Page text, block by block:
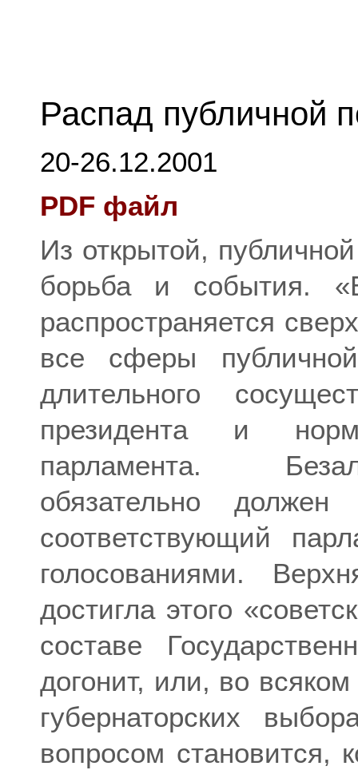
Распад публичной
20-26.12.2001
PDF файл
Из открытой,
борьба и события.
распространяется
все сферы
длительного
президента и
парламента.
обязательно
соответствующий
голосованиями.
достигла этого
составе
догонит, или, во
губернаторских
вопросом становится,